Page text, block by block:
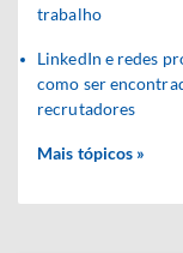
trabalho
LinkedIn e redes
como ser
recrutadores
Mais tópicos »